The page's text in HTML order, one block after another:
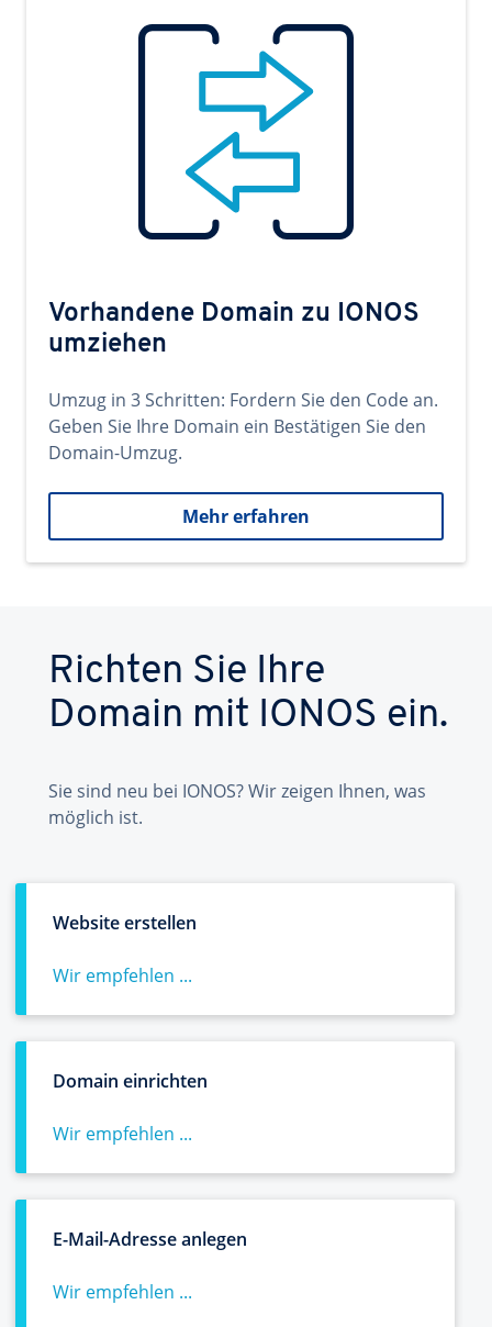
Vorhandene Domain zu IONOS
umziehen
Umzug in 3 Schritten: Fordern Sie den Code an.
Geben Sie Ihre Domain ein Bestätigen Sie den
Domain-Umzug.
Mehr erfahren
Richten Sie Ihre
Domain mit IONOS ein.
Sie sind neu bei IONOS? Wir zeigen Ihnen, was
möglich ist.
Website erstellen
Wir empfehlen ...
Domain einrichten
Wir empfehlen ...
E-Mail-Adresse anlegen
Wir empfehlen ...